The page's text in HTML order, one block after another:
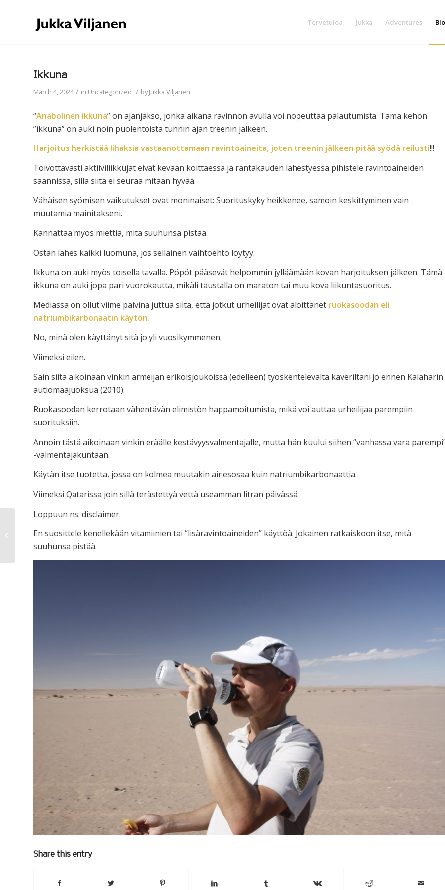
Tervetuloa Jukka Adventures
Ikkuna
March 4, 2024 / in Uncategorized / byJukka Viljanen
“Anabolinen ikkuna” on ajanjakso, jonka aikana ravinnon avulla voi nopeuttaa palautumista. Tämä kehon
”ikkuna” on auki noin puolentoista tunnin ajan treenin jälkeen.
Harjoitus herkistää lihaksia vastaanottamaan ravintoaineita, joten treenin jälkeen pitää syödä reilusti!!!
Toivottavasti aktiiviliikkujat eivät kevään koittaessa ja rantakauden lähestyessä pihistele ravintoaineiden
saannissa, sillä siitä ei seuraa mitään hyvää.
Vähäisen syömisen vaikutukset ovat moninaiset: Suorituskyky heikkenee, samoin keskittyminen vain
muutamia mainitakseni.
Kannattaa myös miettiä, mitä suuhunsa pistää.
Ostan lähes kaikki luomuna, jos sellainen vaihtoehto löytyy.
Ikkuna on auki myös toisella tavalla. Pöpöt pääsevät helpommin jylläämään kovan harjoituksen jälkeen. Tämä
ikkuna on auki jopa pari vuorokautta, mikäli taustalla on maraton tai muu kova liikuntasuoritus.
Mediassa on ollut viime päivinä juttua siitä, että jotkut urheilijat ovat aloittanet ruokasoodan eli
natriumbikarbonaatin käytön.
No, minä olen käyttänyt sitä jo yli vuosikymmenen.
Viimeksi eilen.
Sain siitä aikoinaan vinkin armeijan erikoisjoukoissa (edelleen) työskentelevältä kaveriltani jo ennen Kalaharin
autiomaajuoksua (2010).
Ruokasoodan kerrotaan vähentävän elimistön happamoitumista, mikä voi auttaa urheilijaa parempiin
suorituksiin.
Annoin tästä aikoinaan vinkin eräälle kestävyysvalmentajalle, mutta hän kuului siihen “vanhassa vara
-valmentajakuntaan.
Käytän itse tuotetta, jossa on kolmea muutakin ainesosaa kuin natriumbikarbonaattia.
Viimeksi Qatarissa join sillä terästettyä vettä useamman litran päivässä.
Loppuun ns. disclaimer.
En suosittele kenellekään vitamiinien tai “lisäravintoaineiden” käyttöä. Jokainen ratkaiskoon itse, mitä
suuhunsa pistää.
Share this entry
Saliliikkeitä